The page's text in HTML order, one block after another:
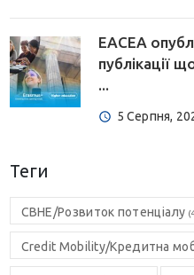
EACEA
публікації
...
5 Серпня,
Теги
CBHE/Розвиток потенціалу
Credit Mobility/Кредитна